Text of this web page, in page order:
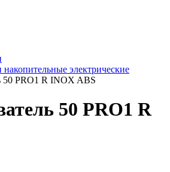
накопительные электрические
50 PRO1 R INOX ABS
50 PRO1 R